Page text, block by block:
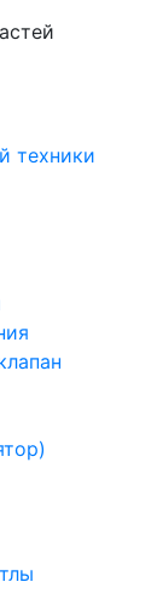
техники